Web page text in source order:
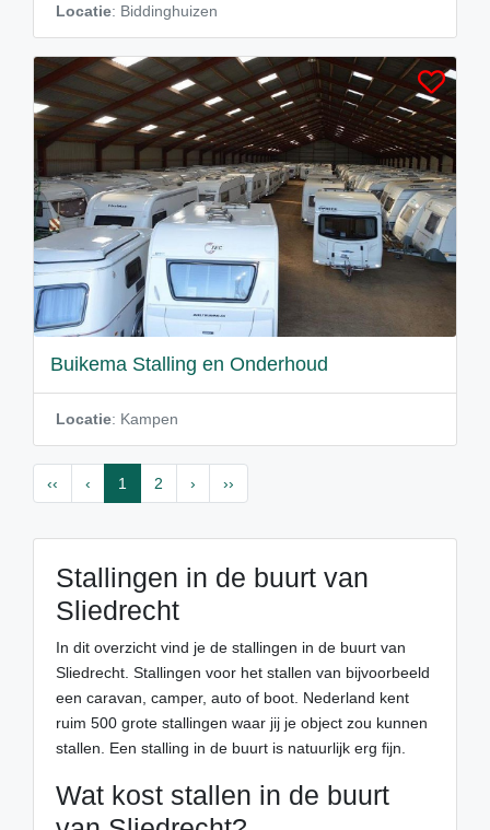
Locatie: Biddinghuizen
Buikema Stalling en Onderhoud
Locatie: Kampen
‹‹ ‹ 1 2 › ››
Stallingen in de buurt van
Sliedrecht
In dit overzicht vind je de stallingen in de buurt van
Sliedrecht. Stallingen voor het stallen van bijvoorbeeld
een caravan, camper, auto of boot. Nederland kent
ruim 500 grote stallingen waar jij je object zou kunnen
stallen. Een stalling in de buurt is natuurlijk erg fijn.
Wat kost stallen in de buurt